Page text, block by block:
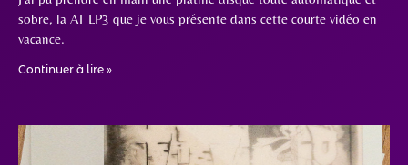
sobre, la AT LP3 que je vous présente dans cette courte vidéo en
vacance.
Continuer à lire »